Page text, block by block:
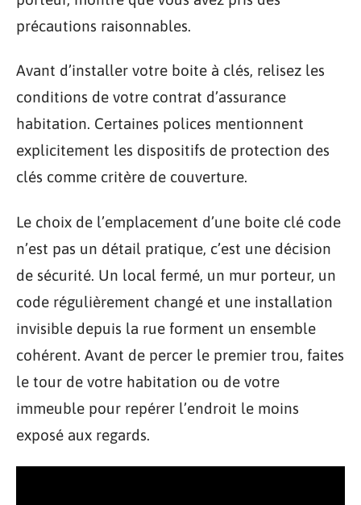
précautions raisonnables.
Avant d’installer votre boite à clés, relisez les
conditions de votre contrat d’assurance
habitation. Certaines polices mentionnent
explicitement les dispositifs de protection des
clés comme critère de couverture.
Le choix de l’emplacement d’une boite clé code
n’est pas un détail pratique, c’est une décision
de sécurité. Un local fermé, un mur porteur, un
code régulièrement changé et une installation
invisible depuis la rue forment un ensemble
cohérent. Avant de percer le premier trou, faites
le tour de votre habitation ou de votre
immeuble pour repérer l’endroit le moins
exposé aux regards.